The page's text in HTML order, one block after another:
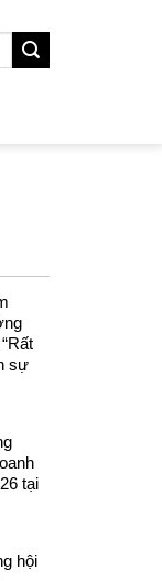
sự
tại
hội